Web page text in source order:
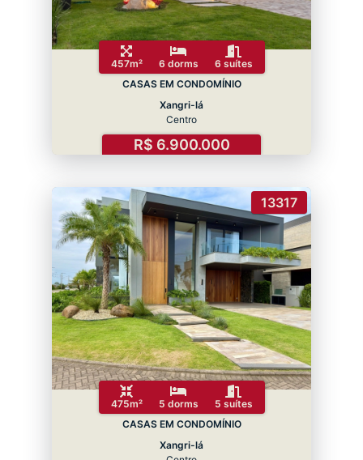
457m² 6 dorms
6 suítes
CASAS EM CONDOMÍNIO
Xangri-lá
Centro
R$ 6.900.000
13317
475m² 5 dorms
5 suítes
CASAS EM CONDOMÍNIO
Xangri-lá